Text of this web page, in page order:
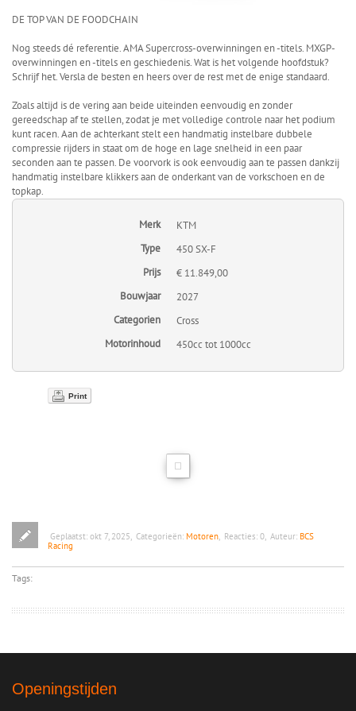
DE TOP VAN DE FOODCHAIN
Nog steeds dé referentie. AMA Supercross-overwinningen en -titels. MXGP-
overwinningen en -titels en geschiedenis. Wat is het volgende hoofdstuk?
Schrijf het. Versla de besten en heers over de rest met de enige standaard.
Zoals altijd is de vering aan beide uiteinden eenvoudig en zonder
gereedschap af te stellen, zodat je met volledige controle naar het podium
kunt racen. Aan de achterkant stelt een handmatig instelbare dubbele
compressie rijders in staat om de hoge en lage snelheid in een paar
seconden aan te passen. De voorvork is ook eenvoudig aan te passen dankzij
handmatig instelbare klikkers aan de onderkant van de vorkschoen en de
topkap.
Merk
KTM
Type
450 SX-F
Prijs
€ 11.849,00
Bouwjaar
2027
Categorien
Cross
Motorinhoud
450cc tot 1000cc
Print
Geplaatst: okt 7, 2025 Categorieën: Motoren Reacties: 0 Auteur: BCS
Racing
Tags:
Openingstijden